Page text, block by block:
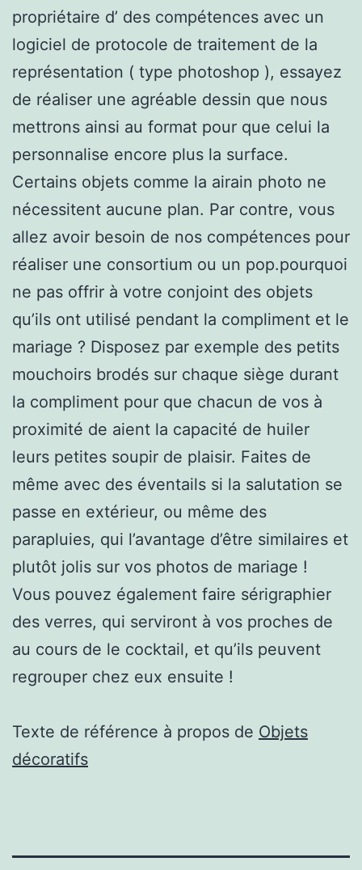
propriétaire d’ des compétences avec un
logiciel de protocole de traitement de la
représentation ( type photoshop ), essayez
de réaliser une agréable dessin que nous
mettrons ainsi au format pour que celui la
personnalise encore plus la surface.
Certains objets comme la airain photo ne
nécessitent aucune plan. Par contre, vous
allez avoir besoin de nos compétences pour
réaliser une consortium ou un pop.pourquoi
ne pas offrir à votre conjoint des objets
qu’ils ont utilisé pendant la compliment et le
mariage ? Disposez par exemple des petits
mouchoirs brodés sur chaque siège durant
la compliment pour que chacun de vos à
proximité de aient la capacité de huiler
leurs petites soupir de plaisir. Faites de
même avec des éventails si la salutation se
passe en extérieur, ou même des
parapluies, qui l’avantage d’être similaires et
plutôt jolis sur vos photos de mariage !
Vous pouvez également faire sérigraphier
des verres, qui serviront à vos proches de
au cours de le cocktail, et qu’ils peuvent
regrouper chez eux ensuite !
Texte de référence à propos de Objets
décoratifs